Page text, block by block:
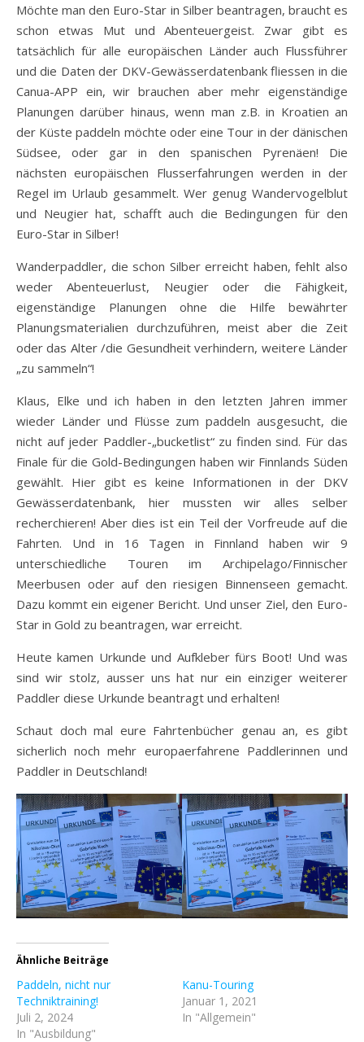
Möchte man den Euro-Star in Silber beantragen, braucht es
schon etwas Mut und Abenteuergeist. Zwar gibt es
tatsächlich für alle europäischen Länder auch Flussführer
und die Daten der DKV-Gewässerdatenbank fliessen in die
Canua-APP ein, wir brauchen aber mehr eigenständige
Planungen darüber hinaus, wenn man z.B. in Kroatien an
der Küste paddeln möchte oder eine Tour in der dänischen
Südsee, oder gar in den spanischen Pyrenäen! Die
nächsten europäischen Flusserfahrungen werden in der
Regel im Urlaub gesammelt. Wer genug Wandervogelblut
und Neugier hat, schafft auch die Bedingungen für den
Euro-Star in Silber!
Wanderpaddler, die schon Silber erreicht haben, fehlt also
weder Abenteuerlust, Neugier oder die Fähigkeit,
eigenständige Planungen ohne die Hilfe bewährter
Planungsmaterialien durchzuführen, meist aber die Zeit
oder das Alter /die Gesundheit verhindern, weitere Länder
„zu sammeln“!
Klaus, Elke und ich haben in den letzten Jahren immer
wieder Länder und Flüsse zum paddeln ausgesucht, die
nicht auf jeder Paddler-„bucketlist“ zu finden sind. Für das
Finale für die Gold-Bedingungen haben wir Finnlands Süden
gewählt. Hier gibt es keine Informationen in der DKV
Gewässerdatenbank, hier mussten wir alles selber
recherchieren! Aber dies ist ein Teil der Vorfreude auf die
Fahrten. Und in 16 Tagen in Finnland haben wir 9
unterschiedliche Touren im Archipelago/Finnischer
Meerbusen oder auf den riesigen Binnenseen gemacht.
Dazu kommt ein eigener Bericht. Und unser Ziel, den Euro-
Star in Gold zu beantragen, war erreicht.
Heute kamen Urkunde und Aufkleber fürs Boot! Und was
sind wir stolz, ausser uns hat nur ein einziger weiterer
Paddler diese Urkunde beantragt und erhalten!
Schaut doch mal eure Fahrtenbücher genau an, es gibt
sicherlich noch mehr europaerfahrene Paddlerinnen und
Paddler in Deutschland!
Ähnliche Beiträge
Paddeln, nicht nur
Techniktraining!
Juli 2, 2024
In "Ausbildung"
Kanu-Touring
Januar 1, 2021
In "Allgemein"